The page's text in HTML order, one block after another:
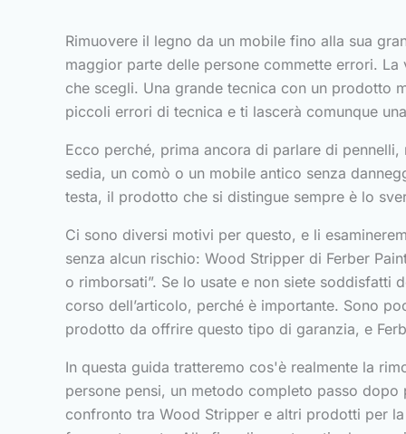
Rimuovere il legno da un mobile fino alla sua
maggior parte delle persone commette errori.
che scegli. Una grande tecnica con un prodotto
piccoli errori di tecnica e ti lascerà comunque
Ecco perché, prima ancora di parlare di
sedia, un comò o un mobile antico senza
testa, il prodotto che si distingue sempre è lo
Ci sono diversi motivi per questo, e li
senza alcun rischio: Wood Stripper di Ferber
o rimborsati”. Se lo usate e non siete soddisfatti
corso dell’articolo, perché è importante. Sono
prodotto da offrire questo tipo di garanzia, e
In questa guida tratteremo cos'è realmente la
persone pensi, un metodo completo passo
confronto tra Wood Stripper e altri prodotti per